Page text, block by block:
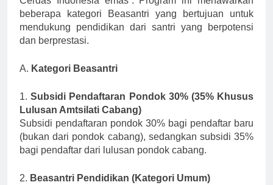
beberapa kategori Beasantri yang bertujuan untuk
mendukung pendidikan dari santri yang berpotensi
dan berprestasi.
A. Kategori Beasantri
1.Subsidi Pendaftaran Pondok 30% (35% Khusus
Lulusan Amtsilati Cabang)
Subsidi pendaftaran pondok 30% bagi pendaftar baru
(bukan dari pondok cabang), sedangkan subsidi 35%
bagi pendaftar dari lulusan pondok cabang.
2. Beasantri Pendidikan (Kategori Umum)